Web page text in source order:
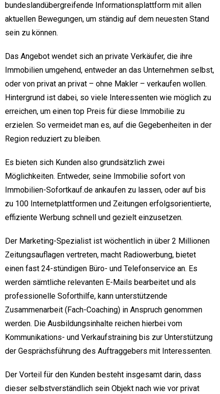
bundeslandübergreifende Informationsplattform mit allen
aktuellen Bewegungen, um ständig auf dem neuesten Stand
sein zu können.
Das Angebot wendet sich an private Verkäufer, die ihre
Immobilien umgehend, entweder an das Unternehmen selbst,
oder von privat an privat – ohne Makler – verkaufen wollen.
Hintergrund ist dabei, so viele Interessenten wie möglich zu
erreichen, um einen top Preis für diese Immobilie zu
erzielen. So vermeidet man es, auf die Gegebenheiten in der
Region reduziert zu bleiben.
Es bieten sich Kunden also grundsätzlich zwei
Möglichkeiten. Entweder, seine Immobilie sofort von
Immobilien-Sofortkauf.de ankaufen zu lassen, oder auf bis
zu 100 Internetplattformen und Zeitungen erfolgsorientierte,
effiziente Werbung schnell und gezielt einzusetzen.
Der Marketing-Spezialist ist wöchentlich in über 2 Millionen
Zeitungsauflagen vertreten, macht Radiowerbung, bietet
einen fast 24-stündigen Büro- und Telefonservice an. Es
werden sämtliche relevanten E-Mails bearbeitet und als
professionelle Soforthilfe, kann unterstützende
Zusammenarbeit (Fach-Coaching) in Anspruch genommen
werden. Die Ausbildungsinhalte reichen hierbei vom
Kommunikations- und Verkaufstraining bis zur Unterstützung
der Gesprächsführung des Auftraggebers mit Interessenten.
Der Vorteil für den Kunden besteht insgesamt darin, dass
dieser selbstverständlich sein Objekt nach wie vor privat